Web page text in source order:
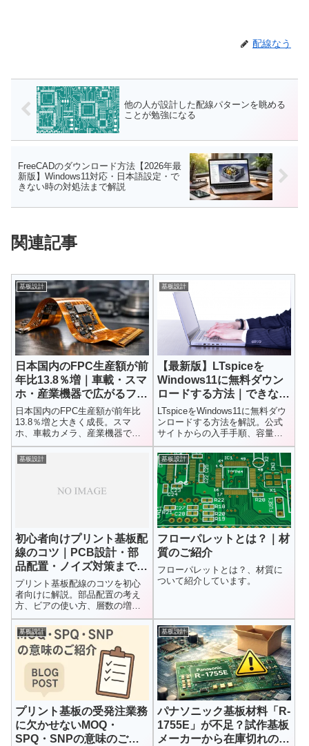
配線なう
他の人が設計した配線パターンを眺める
ことが勉強になる
FreeCADのダウンロード方法【2026年最
新版】Windows11対応・日本語設定・で
きない時の対処法まで解説
関連記事
基板設計
日本国内のFPC生産額が前
年比13.8％増｜車載・スマ
ホ・産業機器で広がるフレ
キシブル基板の需要
日本国内のFPC生産額が前年比
13.8％増と大きく成長。スマ
ホ、車載カメラ、産業機器で需
要が拡大する理由と、基板設計
者が押さえるべきFPC設計の重
要ポイントを解説します。
基板設計
【最新版】LTspiceを
Windows11に無料ダウン
ロードする方法｜できない
時の対処・容量・日本語対
応まで解説
LTspiceをWindows11に無料ダウ
ンロードする方法を解説。公式
サイトからの入手手順、容量の
目安、インストール方法、日本
語対応の有無、ダウンロードで
きない場合の対処法まで初心者
向けにまとめています。
基板設計
初心者向けプリント基板配
線のコツ｜PCB設計・部
品配置・ノイズ対策まで解
説
プリント基板配線のコツを初心
者向けに解説。部品配置の考え
方、ビアの使い方、層数の増や
し方、基板分割など、配線が通
らないときの対処法や基板設計
の基本手順をわかりやすく紹介
します。
基板設計
フローパレットとは？｜材
質のご紹介
フローパレットとは？、材質に
ついて紹介しています。
基板設計
プリント基板の受発注業務
に欠かせないMOQ・
SPQ・SNPの意味のご紹
基板設計
パナソニック基板材料「R-
1755E」が不足？試作基板
メーカーから在庫切れの連